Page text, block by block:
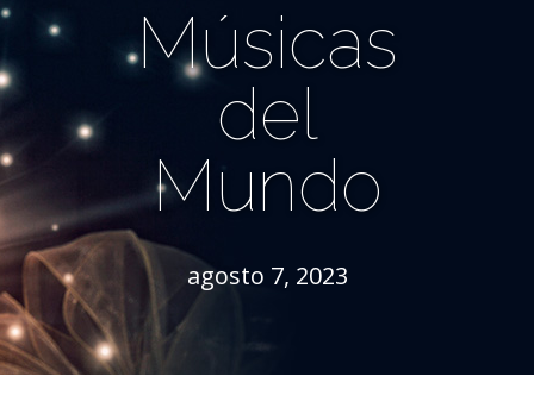
Músicas
del
Mundo
agosto 7, 2023